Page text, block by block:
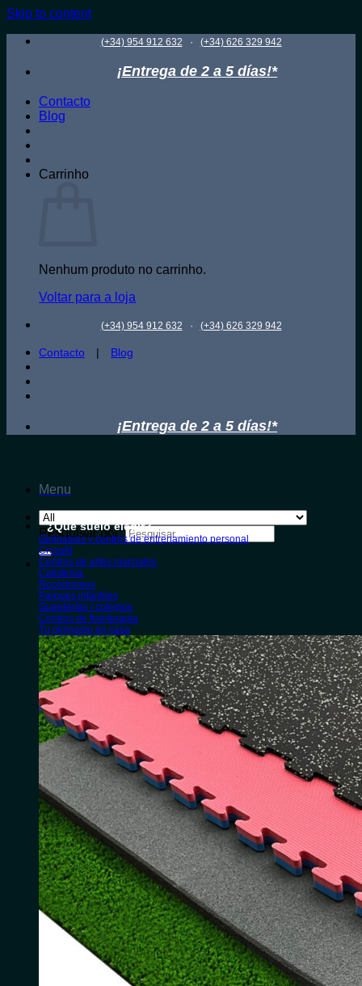
Skip to content
(+34) 954 912 632 · (+34) 626 329 942
¡Entrega de 2 a 5 días!*
Contacto
Blog
Carrinho
Nenhum produto no carrinho.
Voltar para a loja
(+34) 954 912 632 · (+34) 626 329 942
Contacto | Blog
¡Entrega de 2 a 5 días!*
Menu
Pesquisar por:
¿Qué suelo elegir?
Gimnasios y centros de entrenamiento personal
Crossfit
Centros de artes marciales
Calistenia
Rocódromos
Parques infantiles
Guarderías / colegios
Centros de fisioterapia
Tu gimnasio en casa